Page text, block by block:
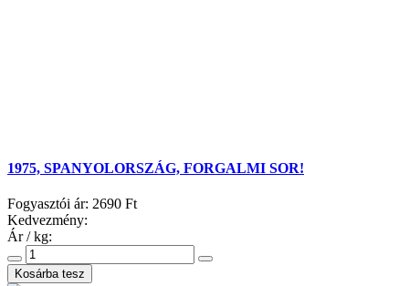
1975, SPANYOLORSZÁG, FORGALMI SOR!
Fogyasztói ár: 2690 Ft
Kedvezmény:
Ár / kg: